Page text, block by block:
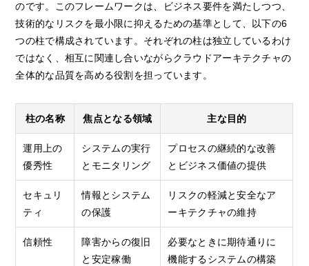
のです。このフレームワークは、ビジネス要件を満たしつつ、
技術的なリスクを最小限に抑えるための基準として、以下の6
つの柱で構成されています。それぞれの柱は独立しているわけ
ではなく、相互に関連し合いながらクラウドアーキテクチャの
全体的な品質を高める役割を担っています。
柱の名称 焦点となる領域 主な目的
運用上の
優秀性
システムの実行
とモニタリング
プロセスの継続的な改善
とビジネス価値の提供
セキュリ
ティ
情報とシステム
の保護
リスクの軽減と安全なア
ーキテクチャの維持
信頼性
障害からの復旧
と安定稼働
必要なときに期待通りに
機能するシステムの構築